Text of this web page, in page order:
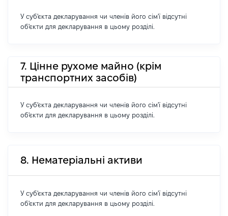
У суб'єкта декларування чи членів його сім'ї відсутні
об'єкти для декларування в цьому розділі.
7. Цінне рухоме майно (крім
транспортних засобів)
У суб'єкта декларування чи членів його сім'ї відсутні
об'єкти для декларування в цьому розділі.
8. Нематеріальні активи
У суб'єкта декларування чи членів його сім'ї відсутні
об'єкти для декларування в цьому розділі.